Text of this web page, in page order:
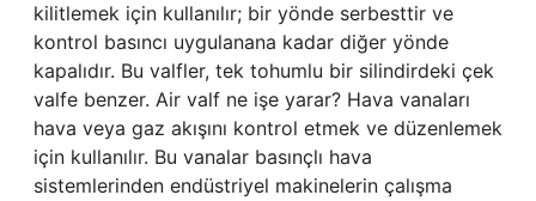
kilitlemek için kullanılır; bir yönde serbesttir ve
kontrol basıncı uygulanana kadar diğer yönde
kapalıdır. Bu valfler, tek tohumlu bir silindirdeki çek
valfe benzer. Air valf ne işe yarar? Hava vanaları
hava veya gaz akışını kontrol etmek ve düzenlemek
için kullanılır. Bu vanalar basınçlı hava
sistemlerinden endüstriyel makinelerin çalışma